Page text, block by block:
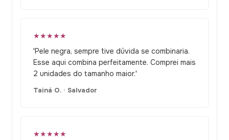
★★★★★
'Pele negra, sempre tive dúvida se combinaria.
Esse aqui combina perfeitamente. Comprei mais
2 unidades do tamanho maior.'
Tainá O. · Salvador
★★★★★